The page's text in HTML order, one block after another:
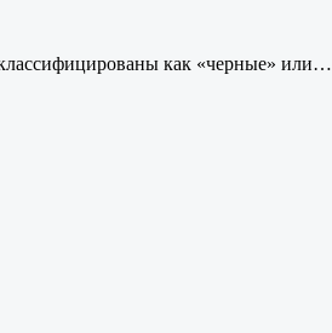
как «черные» или…